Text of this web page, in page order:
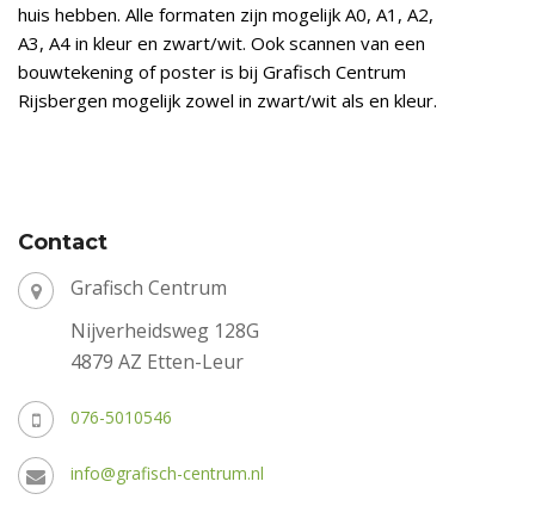
huis hebben. Alle formaten zijn mogelijk A0, A1, A2,
A3, A4 in kleur en zwart/wit. Ook scannen van een
bouwtekening of poster is bij Grafisch Centrum
Rijsbergen mogelijk zowel in zwart/wit als en kleur.
Contact
Grafisch Centrum
Nijverheidsweg 128G
4879 AZ Etten-Leur
076-5010546
info@grafisch-centrum.nl